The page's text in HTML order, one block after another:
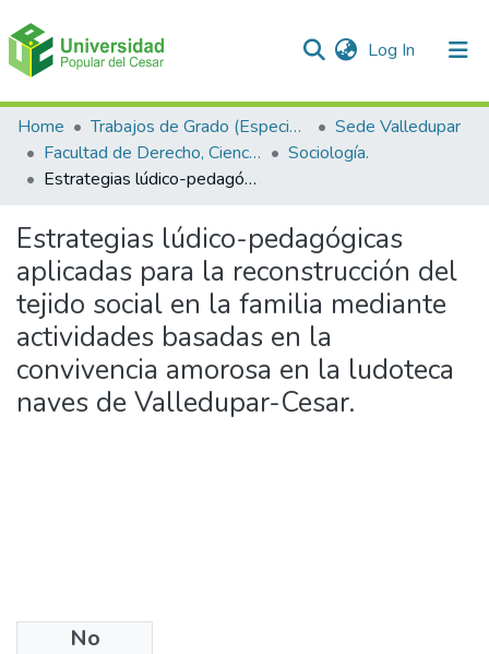
Log In (current)
Communities & Collections
All of DSpace
Home Trabajos de Grado (Especializaciones y Pregrados)
Sede Valledupar
Facultad de Derecho, Ciencias Políticas y Sociales.
Sociología.
Estrategias lúdico-pedagógicas aplicadas para la reconstrucción del tejido social en la familia mediante actividades basadas en la convivencia amorosa en la ludoteca naves de Valledupar-Cesar.
Estrategias lúdico-pedagógicas
aplicadas para la reconstrucción del
tejido social en la familia mediante
actividades basadas en la
convivencia amorosa en la ludoteca
naves de Valledupar-Cesar.
No